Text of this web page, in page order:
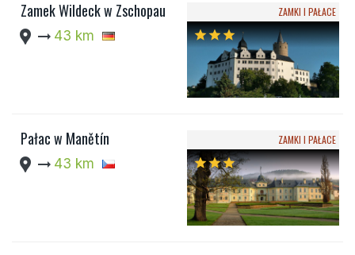
Zamek Wildeck w Zschopau
location_pin arrow_right_alt 43 km
ZAMKI I PAŁACE
starstarstar
Pałac w Manětín
location_pin arrow_right_alt 43 km
ZAMKI I PAŁACE
starstarstar